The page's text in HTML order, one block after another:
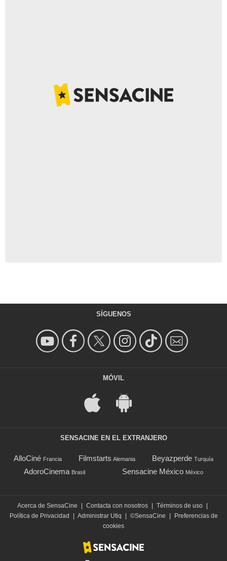
SÍGUENOS
MÓVIL
SENSACINE EN EL EXTRANJERO
AlloCiné Francia Filmstarts Alemania Beyazperde Turquía
AdoroCinema Brasil Sensacine México México
Acerca de SensaCine | Contacta con nosotros | Términos de uso |
Política de Privacidad
| Administrar Utiq | ©SensaCine |
Preferencias de
cookies